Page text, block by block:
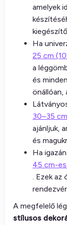
amelyek
Ha
25 cm
a
és
önállóan,
30–35
ajánljuk,
és
Ha
45 cm-
. Ezek az
A megfelelő
stílusos